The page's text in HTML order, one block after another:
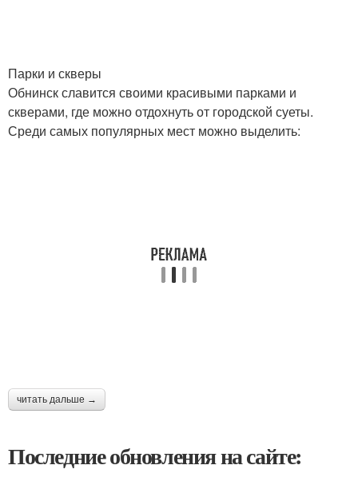
Парки и скверы
Обнинск славится своими красивыми парками и
скверами, где можно отдохнуть от городской суеты.
Среди самых популярных мест можно выделить:
читать дальше →
Последние обновления на сайте: